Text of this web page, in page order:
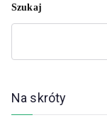
Szukaj
Na skróty